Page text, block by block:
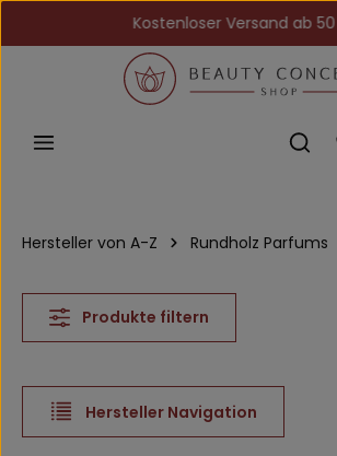
Zum Hauptinhalt springenKostenloser Versand ab
Hersteller von A-Z Rundholz Parfums
Produkte filtern
Hersteller Navigation